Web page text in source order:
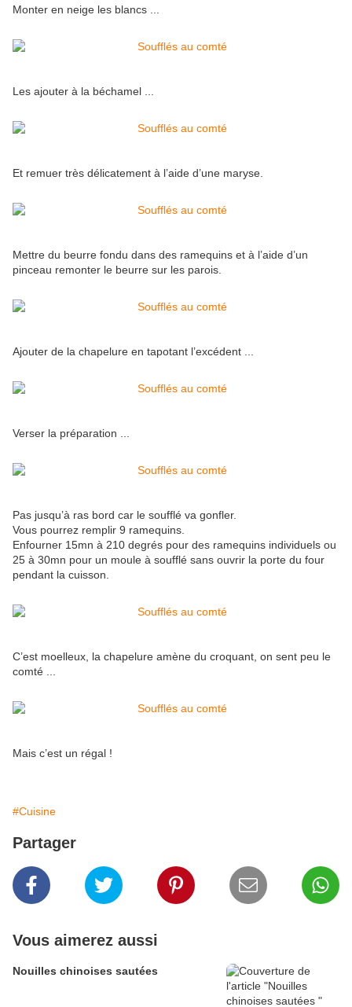
Monter en neige les blancs ...
Les ajouter à la béchamel ...
Et remuer très délicatement à l’aide d’une maryse.
Mettre du beurre fondu dans des ramequins et à l’aide d’un
pinceau remonter le beurre sur les parois.
Ajouter de la chapelure en tapotant l’excédent ...
Verser la préparation ...
Pas jusqu’à ras bord car le soufflé va gonfler.
Vous pourrez remplir 9 ramequins.
Enfourner 15mn à 210 degrés pour des ramequins individuels ou
25 à 30mn pour un moule à soufflé sans ouvrir la porte du four
pendant la cuisson.
C’est moelleux, la chapelure amène du croquant, on sent peu le
comté ...
Mais c’est un régal !
#Cuisine
Partager
Vous aimerez aussi
Nouilles chinoises sautées